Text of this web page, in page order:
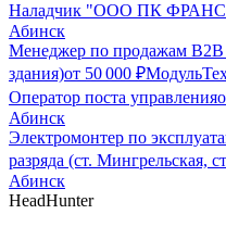
Наладчик "ООО ПК
Абинск
Менеджер по продажам
здания)от 50 000 ₽
Оператор поста управления
Абинск
Электромонтер по
разряда (ст. Мингрельская,
Абинск
HeadHunter